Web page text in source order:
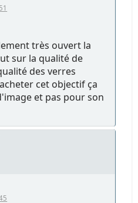
très ouvert la
sur la qualité de
des verres
cet objectif ça
et pas pour son